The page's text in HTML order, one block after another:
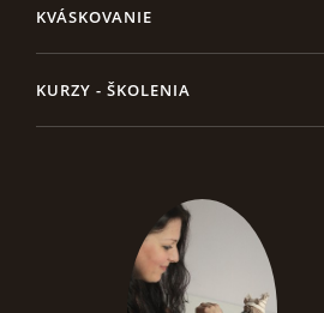
KVÁSKOVANIE
KURZY - ŠKOLENIA